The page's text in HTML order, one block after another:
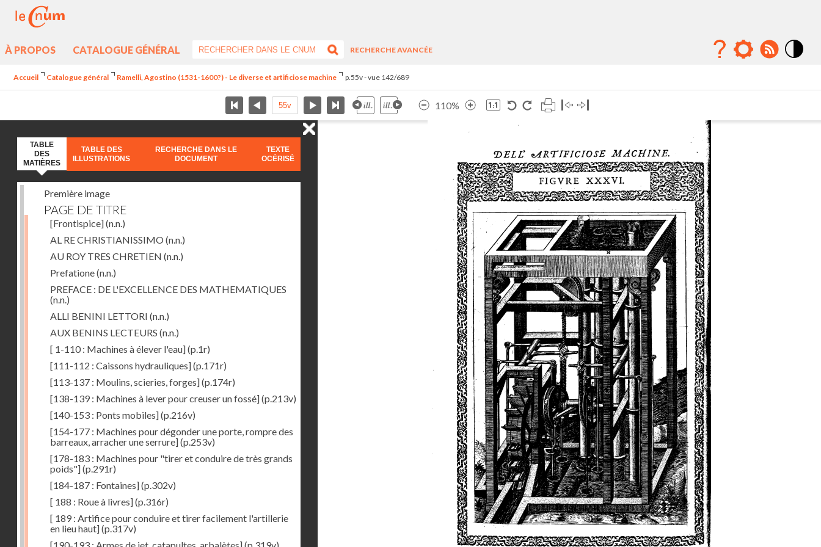
À PROPOS CATALOGUE GÉNÉRAL
RECHERCHE AVANCÉE
Accueil Catalogue général Ramelli, Agostino (1531-1600?) - Le diverse et artificiose machine p.55v - vue 142/689
110%
TABLE
DES
MATIÈRES
TABLE DES
ILLUSTRATIONS
RECHERCHE DANS LE
DOCUMENT
TEXTE
OCÉRISÉ
Première image
PAGE DE TITRE
[Frontispice](n.n.)
AL RE CHRISTIANISSIMO (n.n.)
AU ROY TRES CHRETIEN (n.n.)
Prefatione(n.n.)
PREFACE : DE L'EXCELLENCE DES MATHEMATIQUES
(n.n.)
ALLI BENINI LETTORI (n.n.)
AUX BENINS LECTEURS (n.n.)
[ 1-110 : Machines à élever l'eau](p.1r)
[111-112 : Caissons hydrauliques](p.171r)
[113-137 : Moulins, scieries, forges](p.174r)
[138-139 : Machines à lever pour creuser un fossé](p.213v)
[140-153 : Ponts mobiles](p.216v)
[154-177 : Machines pour dégonder une porte, rompre des
barreaux, arracher une serrure](p.253v)
[178-183 : Machines pour "tirer et conduire de très grands
poids"](p.291r)
[184-187 : Fontaines](p.302v)
[ 188 : Roue à livres](p.316r)
[ 189 : Artifice pour conduire et tirer facilement l'artillerie
en lieu haut](p.317v)